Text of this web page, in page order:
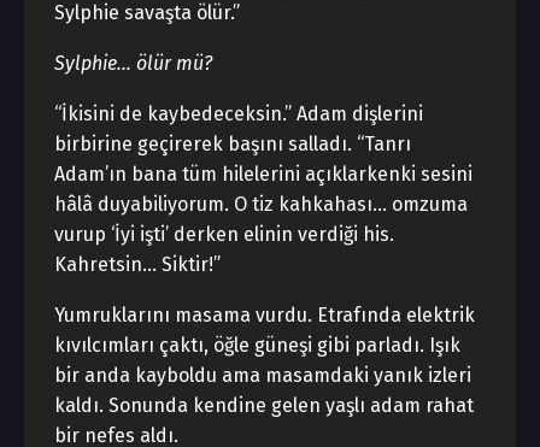
Sylphie savaşta ölür.”
Sylphie… ölür mü?
“İkisini de kaybedeceksin.” Adam dişlerini
birbirine geçirerek başını salladı. “Tanrı
Adam’ın bana tüm hilelerini açıklarkenki sesini
hâlâ duyabiliyorum. O tiz kahkahası… omzuma
vurup ‘İyi işti’ derken elinin verdiği his.
Kahretsin… Siktir!”
Yumruklarını masama vurdu. Etrafında elektrik
kıvılcımları çaktı, öğle güneşi gibi parladı. Işık
bir anda kayboldu ama masamdaki yanık izleri
kaldı. Sonunda kendine gelen yaşlı adam rahat
bir nefes aldı.